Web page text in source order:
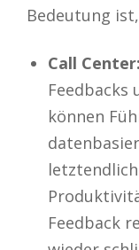
Bedeutung
Call Center:
Feedbacks
können
Feedback